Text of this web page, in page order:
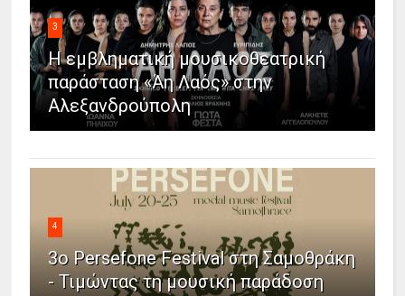
3
Η εμβληματική μουσικοθεατρική
παράσταση «Άη Λαός» στην
Αλεξανδρούπολη
4
3ο Persefone Festival στη Σαμοθράκη
- Τιμώντας τη μουσική παράδοση